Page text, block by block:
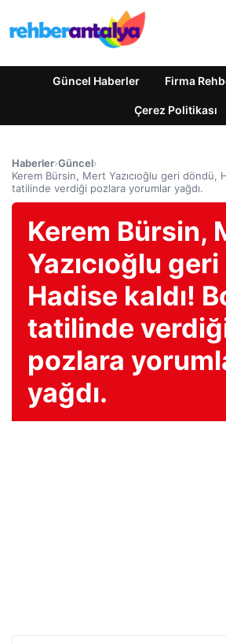
Güncel Haberler Firma
Çerez Politikası
Haberler›Güncel›
Kerem Bürsin, Mert Yazıcıoğlu geri döndü,
tatilinde verdiği pozlara yorumlar yağdı.
Kerem Bürsin,
Yazıcıoğlu
Hadise kaldı!
tatilinde
pozlara
yağdı.